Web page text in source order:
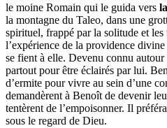
le moine Romain qui le guida vers
la montagne du Taleo, dans une
spirituel, frappé par la solitude et
l’expérience de la providence
se fient à elle. Devenu connu
partout pour être éclairés par lui.
d’ermite pour vivre au sein d’une
demandèrent à Benoît de devenir
tentèrent de l’empoisonner. Il
sous le regard de Dieu.